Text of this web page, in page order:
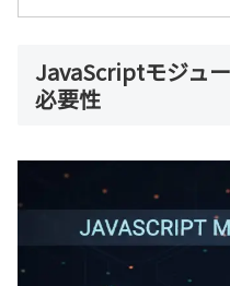
JavaScriptモジュ
必要性